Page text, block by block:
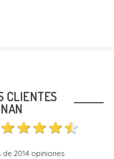
CLIENTES
de 2014opiniones